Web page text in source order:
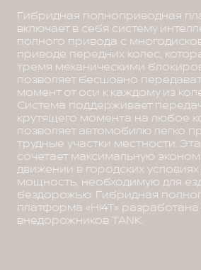
Гибридная полноприводная
включает в себя систему
полного привода с
приводе передних колес,
тремя механическими
позволяет бесшовно
момент от оси к каждому из
Система поддерживает
крутящего момента на любое
позволяет автомобилю легко
трудные участки местности.
сочетает максимальную
движении в городских
мощность, необходимую для
бездорожью. Гибридная
платформа «Hi4T» разработана
внедорожников TANK.